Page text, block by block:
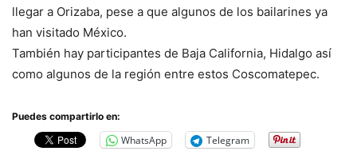
llegar a Orizaba, pese a que algunos de los bailarines ya
han visitado México.
También hay participantes de Baja California, Hidalgo así
como algunos de la región entre estos Coscomatepec.
Puedes compartirlo en:
WhatsApp
Telegram